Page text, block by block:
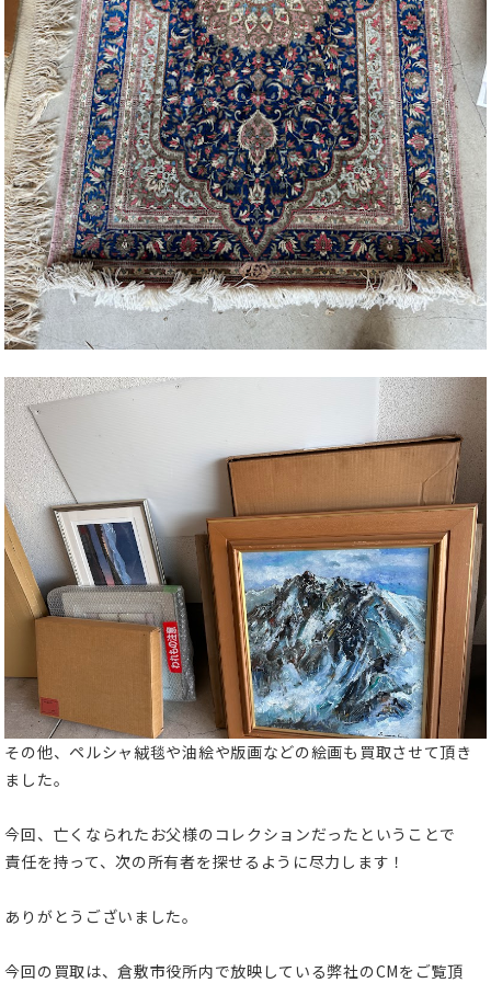
その他、ペルシャ絨毯や油絵や版画などの絵画も買取させて頂き
ました。
今回、亡くなられたお父様のコレクションだったということで
責任を持って、次の所有者を探せるように尽力します！
ありがとうございました。
今回の買取は、倉敷市役所内で放映している弊社のCMをご覧頂